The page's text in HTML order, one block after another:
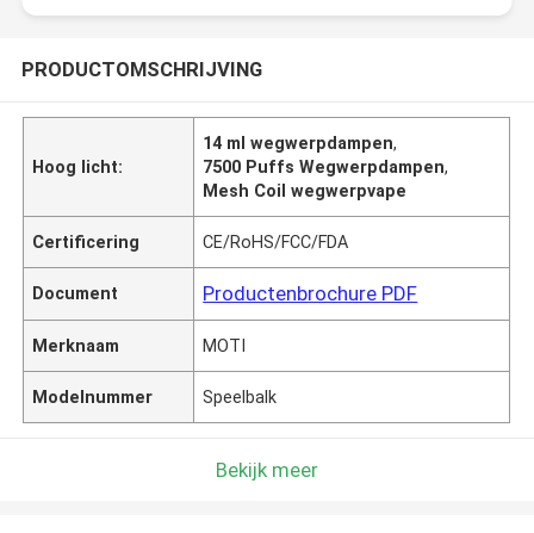
PRODUCTOMSCHRIJVING
Hoog licht:
14 ml wegwerpdampen,
7500 Puffs Wegwerpdampen,
Mesh Coil wegwerpvape
Certificering CE/RoHS/FCC/FDA
Document Productenbrochure PDF
Merknaam MOTI
Modelnummer Speelbalk
Bekijk meer